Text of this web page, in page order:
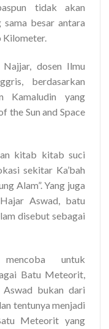
tidak akan
besar antara
Kilometer.
dosen Ilmu
berdasarkan
Kamaludin yang
the Sun and Space
kitab kitab suci
sekitar Ka’bah
Alam”. Yang juga
Aswad, batu
disebut sebagai
untuk
Batu Meteorit,
bukan dari
tentunya menjadi
Meteorit yang